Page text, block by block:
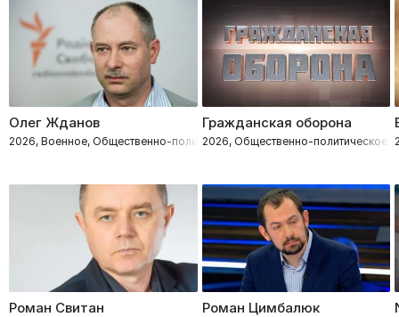
Олег Жданов
2026, Военное, Общественно-политическое
Гражданская оборона
2026, Общественно-политическое,
Роман Свитан Роман Цимбалюк